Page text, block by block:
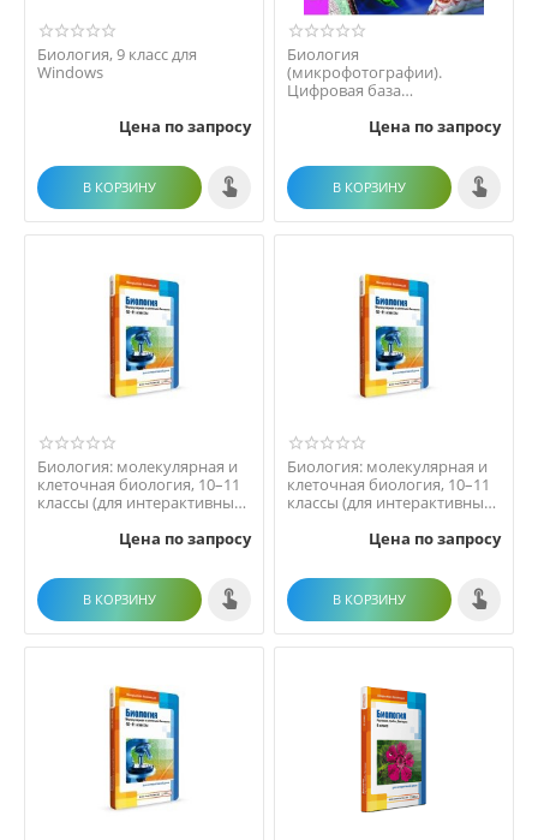
Биология, 9 класс для
Windows
Цена по запросу
В КОРЗИНУ
Биология
(микрофотографии).
Цифровая база
Цена по запросу
В КОРЗИНУ
Биология: молекулярная и
клеточная биология, 10–11
классы (для интерактивных
Цена по запросу
В КОРЗИНУ
Биология: молекулярная и
клеточная биология, 10–11
классы (для интерактивных
Цена по запросу
В КОРЗИНУ